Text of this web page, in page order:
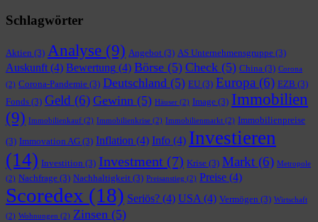
Schlagwörter
Aktien (3) Analyse (9) Angebot (3) AS Unternehmensgruppe (3)
Auskunft (4) Bewertung (4) Börse (5) Check (5) China (3) Corona
(2) Corona-Pandemie (3) Deutschland (5) EU (3) Europa (6) EZB (3)
Fonds (3) Geld (6) Gewinn (5) Häuser (2) Image (3) Immobilien
(9) Immobilienkauf (2) Immobilienkrise (2) Immobilienmarkt (2) Immobilienpreise
(3) Immovation AG (3) Inflation (4) Info (4) Investieren
(14) Investition (3) Investment (7) Krise (3) Markt (6) Metropole
(2) Nachfrage (3) Nachhaltigkeit (3) Preisanstieg (2) Preise (4)
Scoredex (18) Seriös? (4) USA (4) Vermögen (3) Wirtschaft
(2) Wohnungen (2) Zinsen (5)